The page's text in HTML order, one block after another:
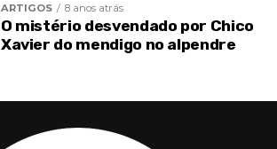
ARTIGOS 8 anos atrás
O mistério desvendado por Chico
Xavier do mendigo no alpendre